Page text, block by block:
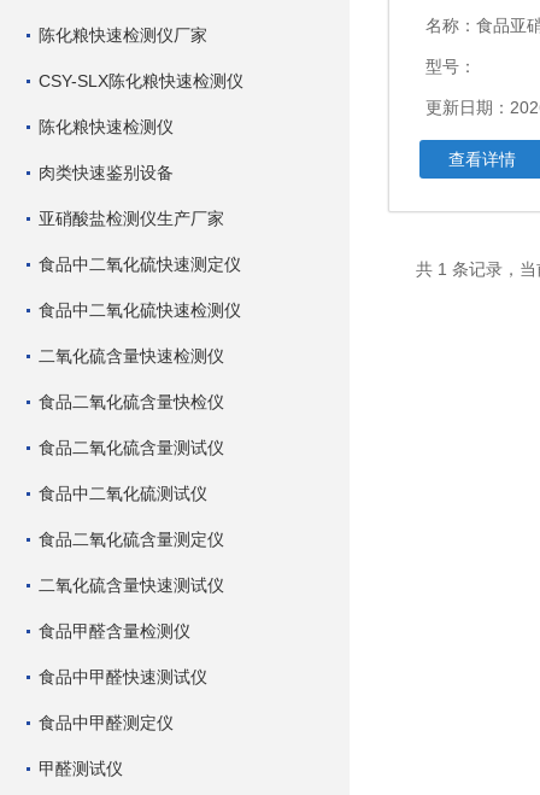
陈化粮快速检测仪厂家
CSY-SLX陈化粮快速检测仪
陈化粮快速检测仪
肉类快速鉴别设备
亚硝酸盐检测仪生产厂家
食品中二氧化硫快速测定仪
食品中二氧化硫快速检测仪
二氧化硫含量快速检测仪
食品二氧化硫含量快检仪
食品二氧化硫含量测试仪
食品中二氧化硫测试仪
食品二氧化硫含量测定仪
二氧化硫含量快速测试仪
食品甲醛含量检测仪
食品中甲醛快速测试仪
食品中甲醛测定仪
甲醛测试仪
名称： 食品亚
型号：
更新日期：
查看详情
共 1 条记录，